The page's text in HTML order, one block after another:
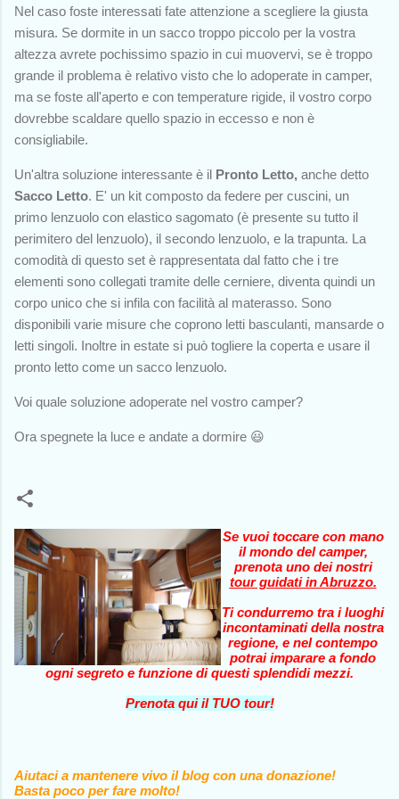
Nel caso foste interessati fate attenzione a scegliere la giusta
misura. Se dormite in un sacco troppo piccolo per la vostra
altezza avrete pochissimo spazio in cui muovervi, se è troppo
grande il problema è relativo visto che lo adoperate in camper,
ma se foste all'aperto e con temperature rigide, il vostro corpo
dovrebbe scaldare quello spazio in eccesso e non è
consigliabile.
Un'altra soluzione interessante è il Pronto Letto, anche detto
Sacco Letto. E' un kit composto da federe per cuscini, un
primo lenzuolo con elastico sagomato (è presente su tutto il
perimitero del lenzuolo), il secondo lenzuolo, e la trapunta. La
comodità di questo set è rappresentata dal fatto che i tre
elementi sono collegati tramite delle cerniere, diventa quindi un
corpo unico che si infila con facilità al materasso. Sono
disponibili varie misure che coprono letti basculanti, mansarde o
letti singoli. Inoltre in estate si può togliere la coperta e usare il
pronto letto come un sacco lenzuolo.
Voi quale soluzione adoperate nel vostro camper?
Ora spegnete la luce e andate a dormire 😃
Se vuoi toccare con mano
il mondo del camper,
prenota uno dei nostri
tour guidati in Abruzzo.
Ti condurremo tra i luoghi
incontaminati della nostra
regione, e nel contempo
potrai imparare a fondo
ogni segreto e funzione di questi splendidi mezzi.
Prenota qui il TUO tour!
Aiutaci a mantenere vivo il blog con una donazione!
Basta poco per fare molto!